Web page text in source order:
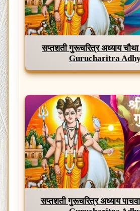
सप्तशती गुरूचरित्र अध्याय
Gurucharitra
सप्तशती गुरूचरित्र अध्याय